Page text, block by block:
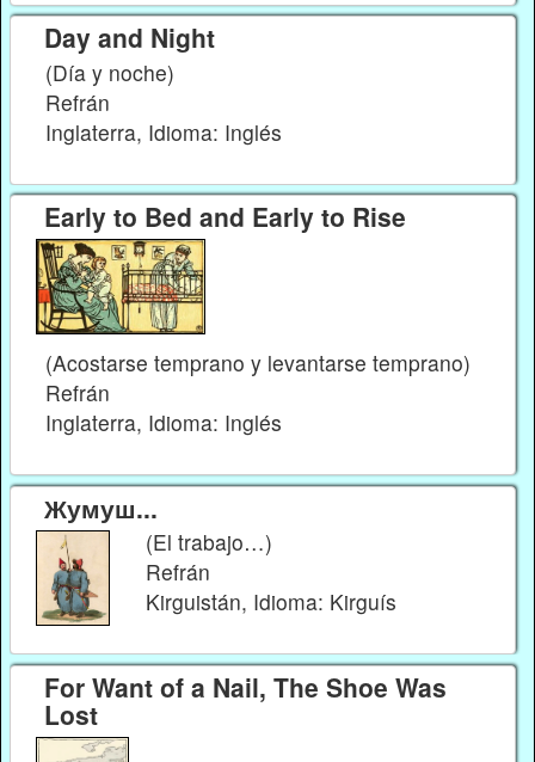
Day and Night
(Día y noche)
Refrán
Inglaterra, Idioma: Inglés
Early to Bed and Early to Rise
(Acostarse temprano y levantarse temprano)
Refrán
Inglaterra, Idioma: Inglés
Жумуш...
(El trabajo…)
Refrán
Kirguistán, Idioma: Kirguís
For Want of a Nail, The Shoe Was
Lost